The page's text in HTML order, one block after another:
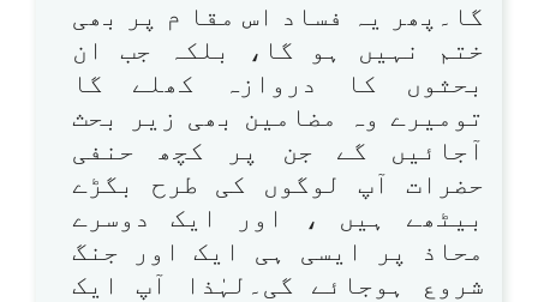
گا۔پھر یہ فساد اس مقا م پر بھی
ختم نہیں ہو گا، بلکہ جب ان
بحثوں کا دروازہ کھلے گا
تومیرے وہ مضامین بھی زیر بحث
آجائیں گے جن پر کچھ حنفی
حضرات آپ لوگوں کی طرح بگڑے
بیٹھے ہیں ، اور ایک دوسرے
محاذ پر ایسی ہی ایک اور جنگ
شروع ہوجائے گی۔لہٰذا آپ ایک